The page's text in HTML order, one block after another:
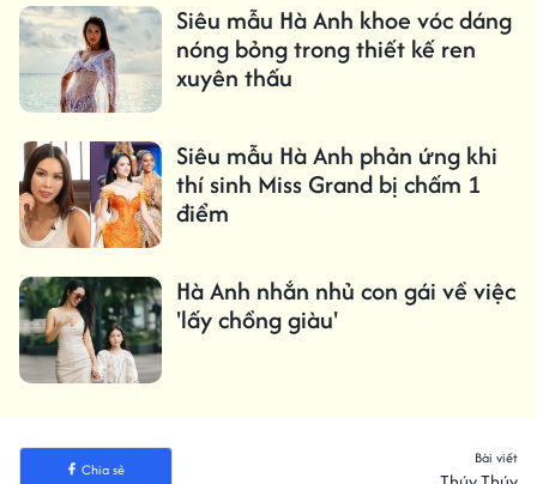
Siêu mẫu Hà Anh khoe vóc dáng
nóng bỏng trong thiết kế ren
xuyên thấu
Siêu mẫu Hà Anh phản ứng khi
thí sinh Miss Grand bị chấm 1
điểm
Hà Anh nhắn nhủ con gái về việc
'lấy chồng giàu'
Chia sẻ
Bài viết